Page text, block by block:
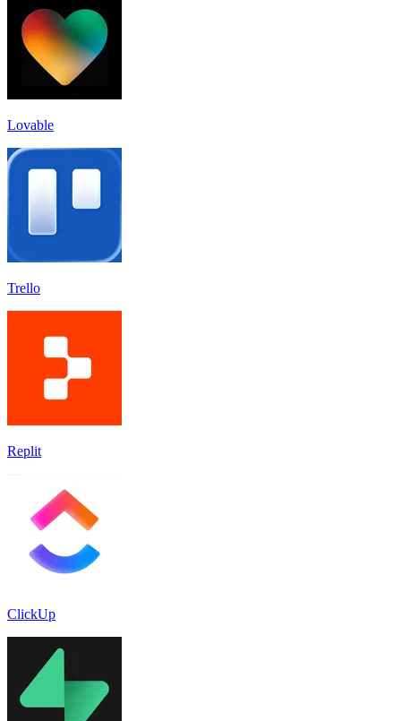
Lovable
Trello
Replit
ClickUp